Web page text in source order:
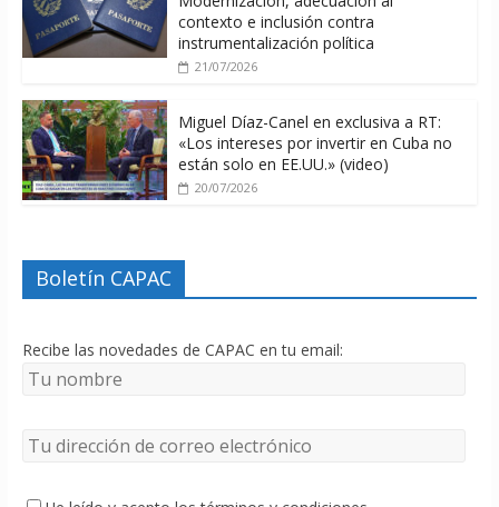
contexto e inclusión contra
instrumentalización política
21/07/2026
Miguel Díaz-Canel en exclusiva a RT:
«Los intereses por invertir en Cuba no
están solo en EE.UU.» (video)
20/07/2026
Boletín CAPAC
Recibe las novedades de CAPAC en tu email: